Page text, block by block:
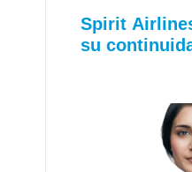
Spirit
su